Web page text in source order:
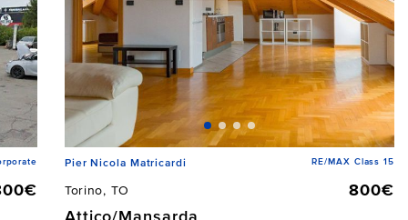
Pier Nicola Matricardi RE/MAX Class 15
Torino, TO
800€